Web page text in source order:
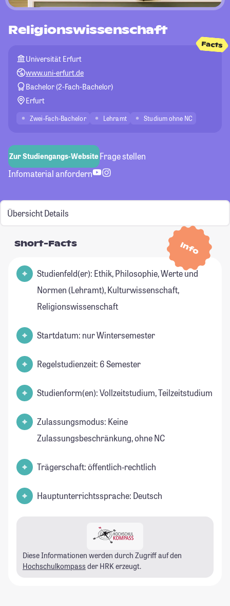
Religionswissenschaft
Facts
Universität Erfurt
www.uni-erfurt.de
Bachelor (2-Fach-Bachelor)
Erfurt
Zwei-Fach-Bachelor Lehramt Studium ohne NC
Zur Studiengangs-WebsiteFrage stellen
Infomaterial anfordern
Übersicht Details
Info
Short-Facts
Studienfeld(er): Ethik, Philosophie, Werte und
Normen (Lehramt), Kulturwissenschaft,
Religionswissenschaft
Startdatum: nur Wintersemester
Regelstudienzeit: 6 Semester
Studienform(en): Vollzeitstudium, Teilzeitstudium
Zulassungsmodus: Keine
Zulassungsbeschränkung, ohne NC
Trägerschaft: öffentlich-rechtlich
Hauptunterrichtssprache: Deutsch
Diese Informationen werden durch Zugriff auf den
Hochschulkompass der HRK erzeugt.